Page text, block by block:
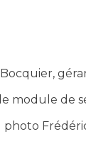
module de
photo